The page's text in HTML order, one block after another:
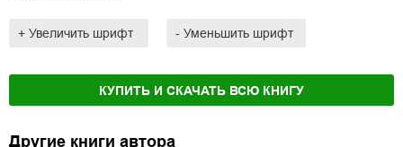
+ Увеличить шрифт - Уменьшить шрифт
КУПИТЬ И СКАЧАТЬ ВСЮ КНИГУ
Другие книги автора